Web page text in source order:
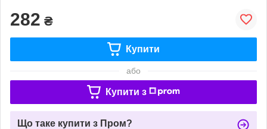
282 ₴
Купити
або
Купити з
Що таке купити з Пром?